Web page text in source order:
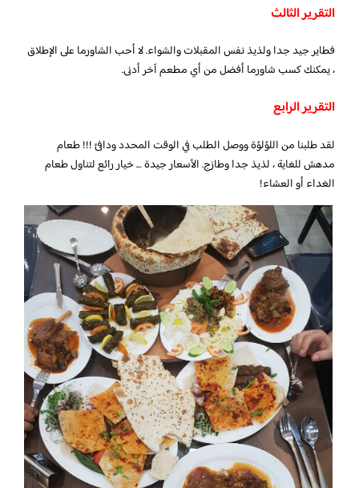
التقرير الثالث
فطاير جيد جدا ولذيذ نفس المقبلات والشواء. لا أحب الشاورما على الإطلاق
، يمكنك كسب شاورما أفضل من أي مطعم آخر أدنى.
التقرير الرابع
لقد طلبنا من اللؤلؤة ووصل الطلب في الوقت المحدد ودافئ !!! طعام
مدهش للغاية ، لذيذ جدا وطازج. الأسعار جيدة … خيار رائع لتناول طعام
الغداء أو العشاء!